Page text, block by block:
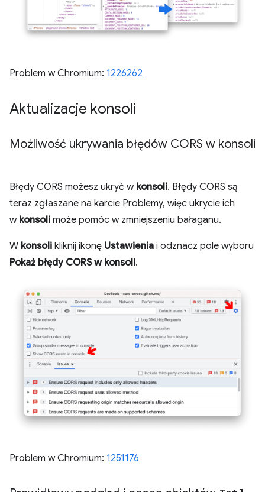
Problem w Chromium: 1226262
Aktualizacje konsoli
Możliwość ukrywania błędów CORS w konsoli
Błędy CORS możesz ukryć w konsoli. Błędy CORS są
teraz zgłaszane na karcie Problemy, więc ukrycie ich
w konsoli może pomóc w zmniejszeniu bałaganu.
W konsoli kliknij ikonę Ustawienia i odznacz pole wyboru
Pokaż błędy CORS w konsoli.
Problem w Chromium: 1251176